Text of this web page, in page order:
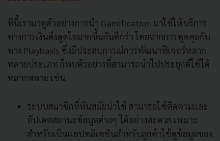
ทีนี้เรามาดูตัวอย่างการนำ Gamification มาใช้ให้บริการ
ทางการเงินดึงดูดใจมากขึ้นกันดีกว่า โดยจากการพูดคุยกับ
ทาง Playbasis ซึ่งมีประสบการณ์การพัฒนาฟีเจอร์หลาก
หลายประเภท ก็พบตัวอย่างที่สามารถนำไปประยุกต์ใช้ได้
หลากหลาย เช่น
ระบบสมาชิกที่ทันสมัยน่าใช้ สามารถใช้ติดตามและ
อัปเดตสถานะข้อมูลต่างๆ ได้อย่างสะดวก เหมาะ
สำหรับเป็นแอปพลิเคชันสำหรับลูกค้าใช้ดูข้อมูลของ